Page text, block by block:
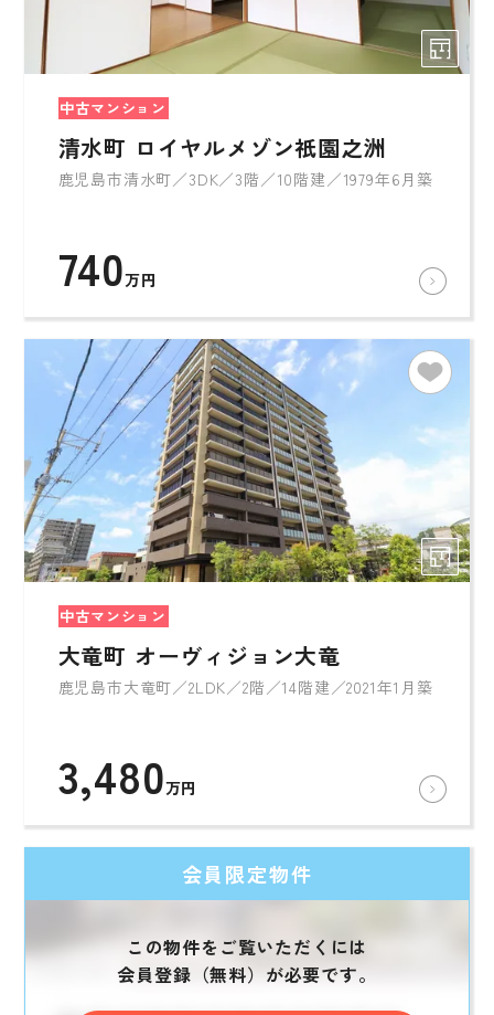
中古マンション
清水町 ロイヤルメゾン祇園之洲
鹿児島市清水町／3DK／3階／10階建／1979年6月築
740万円
中古マンション
大竜町 オーヴィジョン大竜
鹿児島市大竜町／2LDK／2階／14階建／2021年1月築
3,480万円
会員限定物件
この物件をご覧いただくには
会員登録（無料）が必要です。